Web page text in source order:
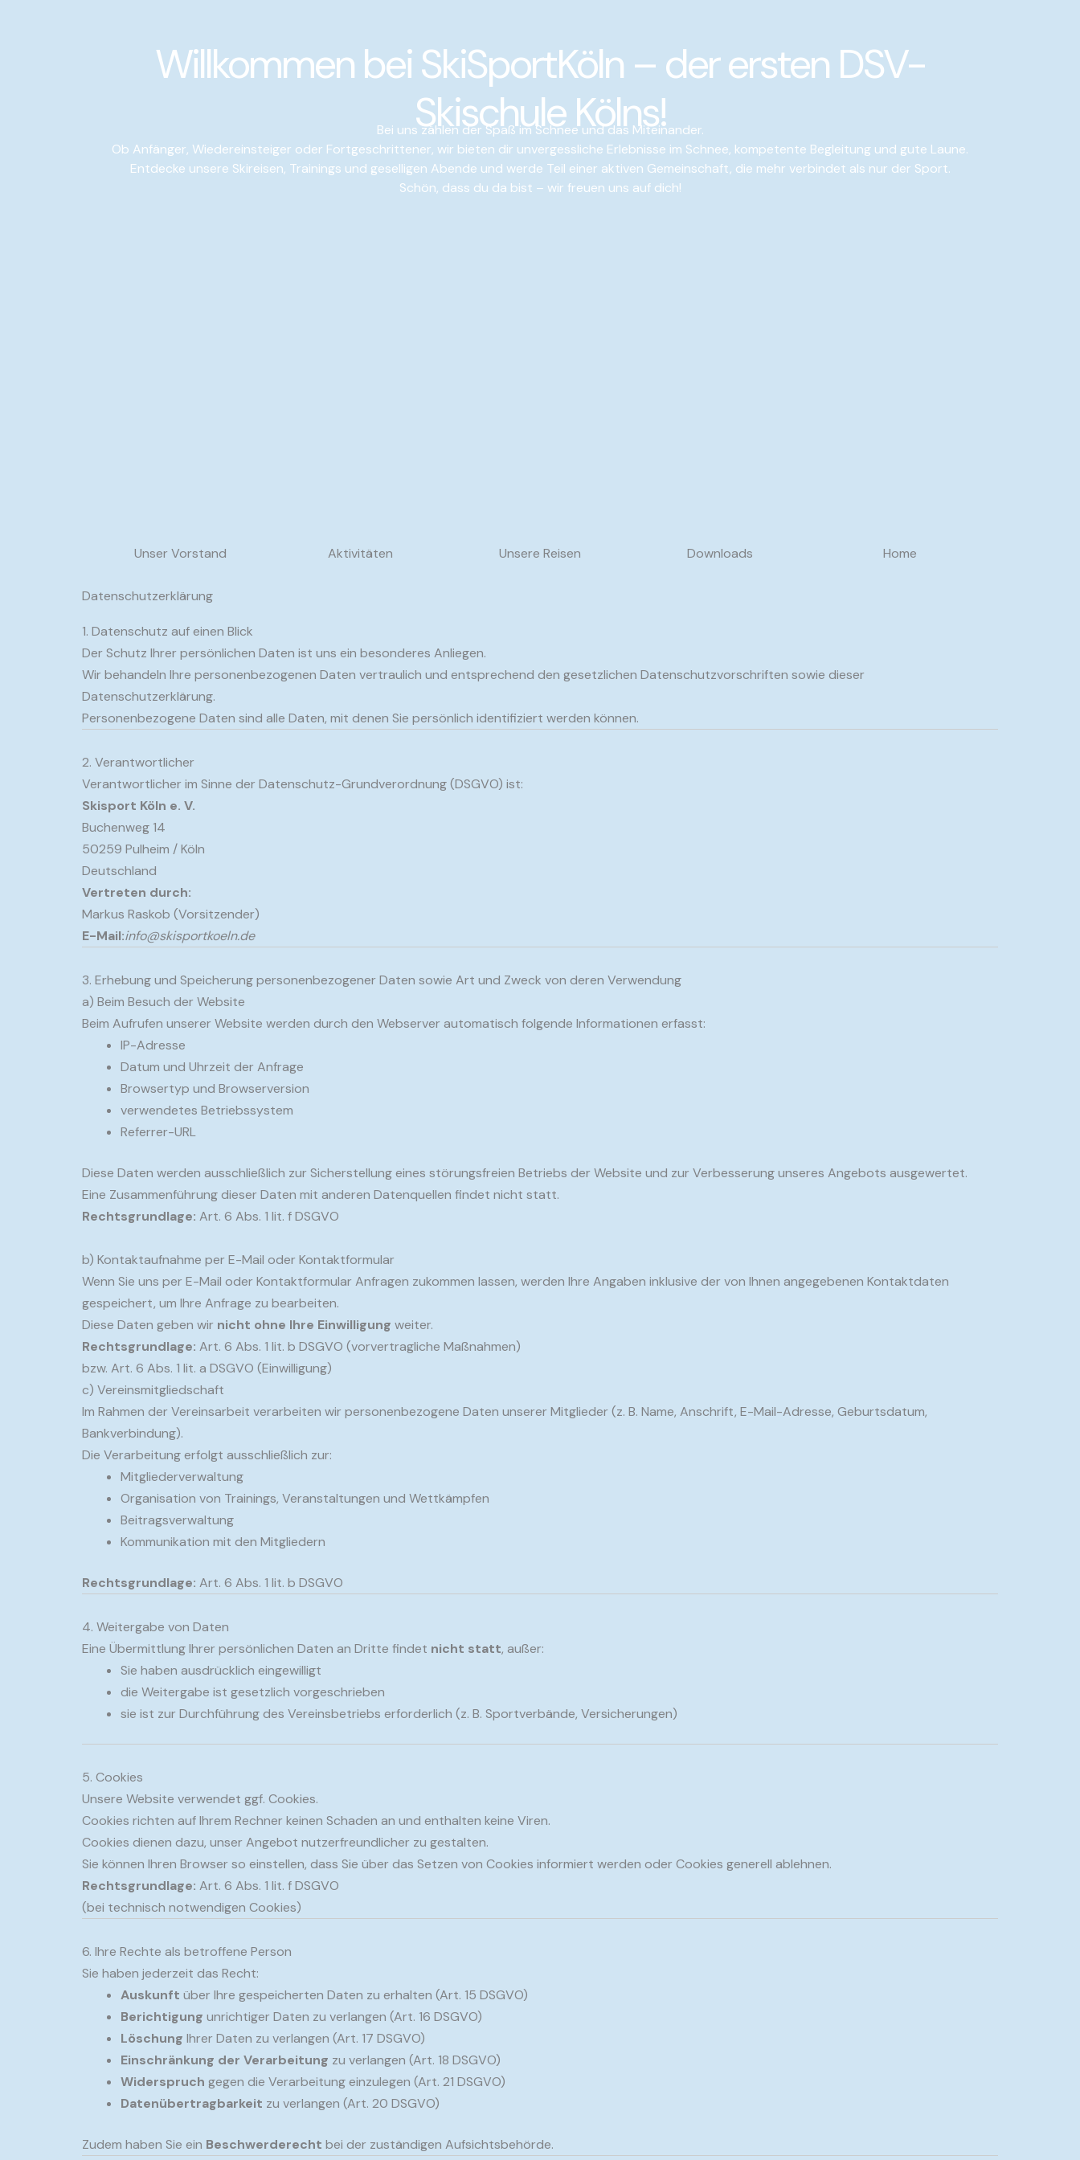
Willkommen bei SkiSportKöln – der ersten DSV-
Skischule Kölns!
Bei uns zählen der Spaß im Schnee und das Miteinander.
Ob Anfänger, Wiedereinsteiger oder Fortgeschrittener, wir bieten dir unvergessliche Erlebnisse im Schnee, kompetente Begleitung und gute Laune.
Entdecke unsere Skireisen, Trainings und geselligen Abende und werde Teil einer aktiven Gemeinschaft, die mehr verbindet als nur der Sport.
Schön, dass du da bist – wir freuen uns auf dich!
Unser Vorstand Aktivitäten Unsere Reisen Downloads Home
Datenschutzerklärung
1. Datenschutz auf einen Blick
Der Schutz Ihrer persönlichen Daten ist uns ein besonderes Anliegen.
Wir behandeln Ihre personenbezogenen Daten vertraulich und entsprechend den gesetzlichen Datenschutzvorschriften sowie dieser
Datenschutzerklärung.
Personenbezogene Daten sind alle Daten, mit denen Sie persönlich identifiziert werden können.
2. Verantwortlicher
Verantwortlicher im Sinne der Datenschutz-Grundverordnung (DSGVO) ist:
Skisport Köln e. V.
Buchenweg 14
50259 Pulheim / Köln
Deutschland
Vertreten durch:
Markus Raskob (Vorsitzender)
E-Mail:info@skisportkoeln.de
3. Erhebung und Speicherung personenbezogener Daten sowie Art und Zweck von deren Verwendung
a) Beim Besuch der Website
Beim Aufrufen unserer Website werden durch den Webserver automatisch folgende Informationen erfasst:
IP-Adresse
Datum und Uhrzeit der Anfrage
Browsertyp und Browserversion
verwendetes Betriebssystem
Referrer-URL
Diese Daten werden ausschließlich zur Sicherstellung eines störungsfreien Betriebs der Website und zur Verbesserung unseres Angebots ausgewertet.
Eine Zusammenführung dieser Daten mit anderen Datenquellen findet nicht statt.
Rechtsgrundlage: Art. 6 Abs. 1 lit. f DSGVO
b) Kontaktaufnahme per E-Mail oder Kontaktformular
Wenn Sie uns per E-Mail oder Kontaktformular Anfragen zukommen lassen, werden Ihre Angaben inklusive der von Ihnen angegebenen Kontaktdaten
gespeichert, um Ihre Anfrage zu bearbeiten.
Diese Daten geben wir nicht ohne Ihre Einwilligung weiter.
Rechtsgrundlage: Art. 6 Abs. 1 lit. b DSGVO (vorvertragliche Maßnahmen)
bzw. Art. 6 Abs. 1 lit. a DSGVO (Einwilligung)
c) Vereinsmitgliedschaft
Im Rahmen der Vereinsarbeit verarbeiten wir personenbezogene Daten unserer Mitglieder (z. B. Name, Anschrift, E-Mail-Adresse, Geburtsdatum,
Bankverbindung).
Die Verarbeitung erfolgt ausschließlich zur:
Mitgliederverwaltung
Organisation von Trainings, Veranstaltungen und Wettkämpfen
Beitragsverwaltung
Kommunikation mit den Mitgliedern
Rechtsgrundlage: Art. 6 Abs. 1 lit. b DSGVO
4. Weitergabe von Daten
Eine Übermittlung Ihrer persönlichen Daten an Dritte findet nicht statt, außer:
Sie haben ausdrücklich eingewilligt
die Weitergabe ist gesetzlich vorgeschrieben
sie ist zur Durchführung des Vereinsbetriebs erforderlich (z. B. Sportverbände, Versicherungen)
5. Cookies
Unsere Website verwendet ggf. Cookies.
Cookies richten auf Ihrem Rechner keinen Schaden an und enthalten keine Viren.
Cookies dienen dazu, unser Angebot nutzerfreundlicher zu gestalten.
Sie können Ihren Browser so einstellen, dass Sie über das Setzen von Cookies informiert werden oder Cookies generell ablehnen.
Rechtsgrundlage: Art. 6 Abs. 1 lit. f DSGVO
(bei technisch notwendigen Cookies)
6. Ihre Rechte als betroffene Person
Sie haben jederzeit das Recht:
Auskunft über Ihre gespeicherten Daten zu erhalten (Art. 15 DSGVO)
Berichtigung unrichtiger Daten zu verlangen (Art. 16 DSGVO)
Löschung Ihrer Daten zu verlangen (Art. 17 DSGVO)
Einschränkung der Verarbeitung zu verlangen (Art. 18 DSGVO)
Widerspruch gegen die Verarbeitung einzulegen (Art. 21 DSGVO)
Datenübertragbarkeit zu verlangen (Art. 20 DSGVO)
Zudem haben Sie ein Beschwerderecht bei der zuständigen Aufsichtsbehörde.